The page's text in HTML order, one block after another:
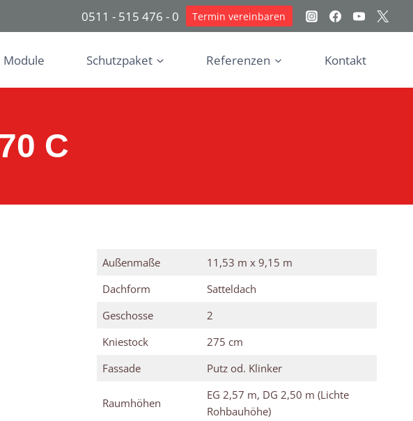
0511 - 515 476 - 0 Termin vereinbaren
Module Schutzpaket Referenzen Kontakt
C
Außenmaße
11,53 m x 9,15 m
Dachform
Satteldach
Geschosse
2
Kniestock
275 cm
Fassade
Putz od. Klinker
Raumhöhen
EG 2,57 m, DG 2,50 m (Lichte
Rohbauhöhe)